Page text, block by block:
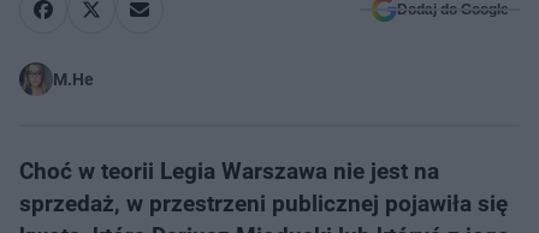
Dodaj do Google
M.He
Choć w teorii Legia Warszawa nie jest na
sprzedaż, w przestrzeni publicznej pojawiła się